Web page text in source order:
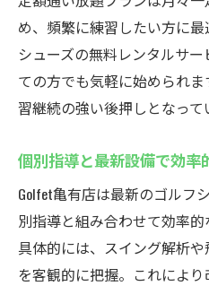
め、頻繁に練習したい方に最
シューズの無料レンタルサ
ての方でも気軽に始められ
習継続の強い後押しとなって
個別指導と最新設備で効率
Golfet亀有店は最新のゴルフ
別指導と組み合わせて効率的
具体的には、スイング解析
を客観的に把握。これによ